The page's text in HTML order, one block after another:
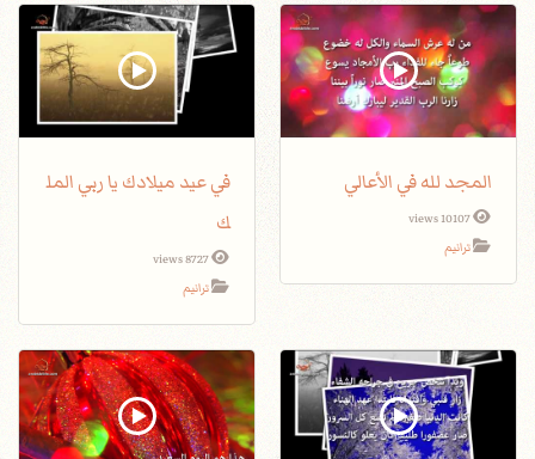
المجد لله في الأعالي
10107 views
ترانيم
في عيد ميلادك يا ربي المل
ك
8727 views
ترانيم